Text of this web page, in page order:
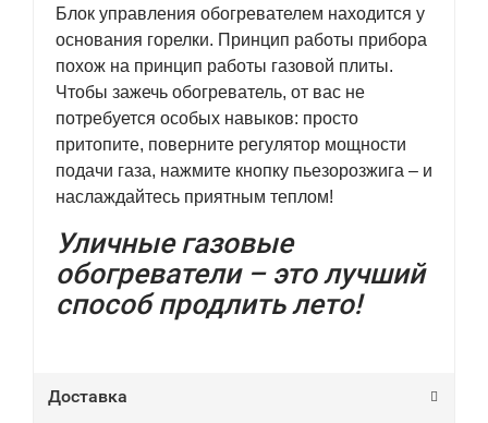
Блок управления обогревателем находится у
основания горелки. Принцип работы прибора
похож на принцип работы газовой плиты.
Чтобы зажечь обогреватель, от вас не
потребуется особых навыков: просто
притопите, поверните регулятор мощности
подачи газа, нажмите кнопку пьезорозжига – и
наслаждайтесь приятным теплом!
Уличные газовые
обогреватели – это лучший
способ продлить лето!
Доставка